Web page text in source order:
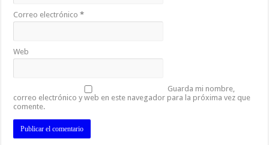
Correo electrónico*
Web
Guarda mi nombre,
correo electrónico y web en este navegador para la próxima vez que
comente.